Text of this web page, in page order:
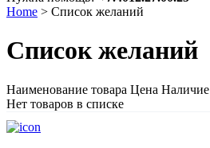
Home > Список желаний
Список желаний
Наименование товара Цена Наличие
Нет товаров в списке